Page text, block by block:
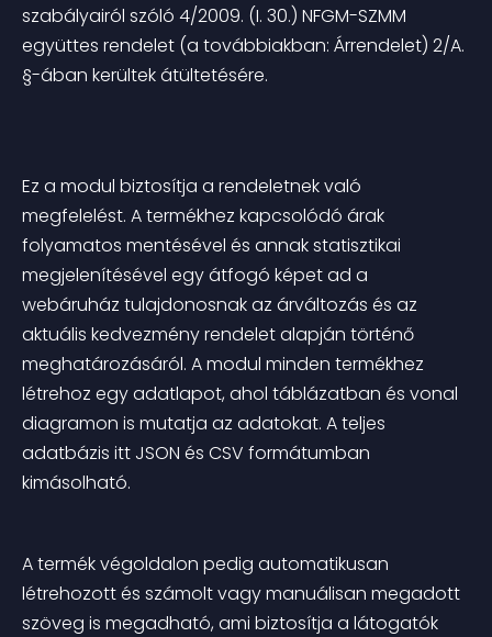
szabályairól szóló 4/2009. (I. 30.) NFGM-SZMM
együttes rendelet (a továbbiakban: Árrendelet) 2/A.
§-ában kerültek átültetésére.
Ez a modul biztosítja a rendeletnek való
megfelelést. A termékhez kapcsolódó árak
folyamatos mentésével és annak statisztikai
megjelenítésével egy átfogó képet ad a
webáruház tulajdonosnak az árváltozás és az
aktuális kedvezmény rendelet alapján történő
meghatározásáról. A modul minden termékhez
létrehoz egy adatlapot, ahol táblázatban és vonal
diagramon is mutatja az adatokat. A teljes
adatbázis itt JSON és CSV formátumban
kimásolható.
A termék végoldalon pedig automatikusan
létrehozott és számolt vagy manuálisan megadott
szöveg is megadható, ami biztosítja a látogatók